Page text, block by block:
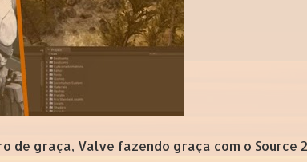
de graça, Valve fazendo graça com o Source